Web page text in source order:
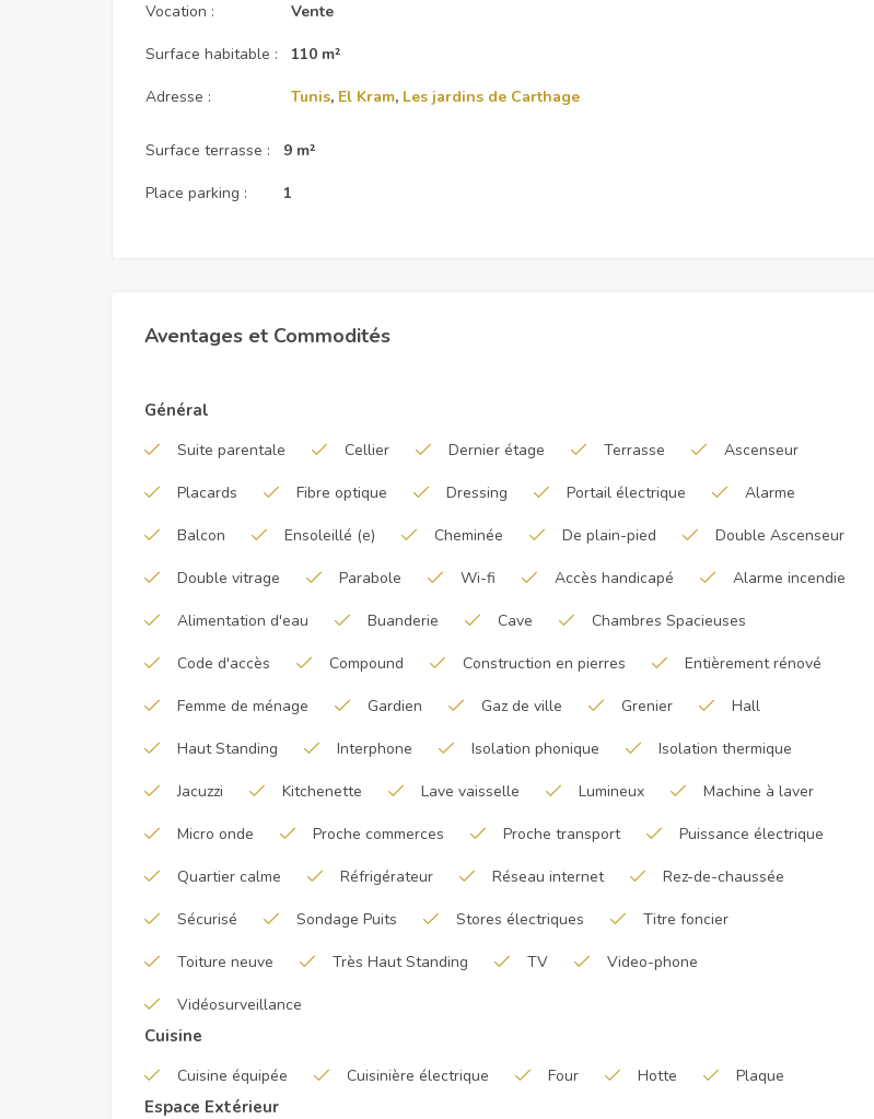
Vocation :
Surface habitable :
Adresse :
Vente
110 m²
Tunis, El Kram, Les jardins de Carthage
Surface terrasse :
Place parking :
9 m²
1
Aventages et Commodités
Général
Suite parentale Cellier Dernier étage Terrasse Ascenseur
Placards Fibre optique Dressing Portail électrique Alarme
Balcon Ensoleillé (e) Cheminée De plain-pied Double Ascenseur
Double vitrage Parabole Wi-fi Accès handicapé Alarme incendie
Alimentation d'eau Buanderie Cave Chambres Spacieuses
Code d'accès Compound Construction en pierres Entièrement rénové
Femme de ménage Gardien Gaz de ville Grenier Hall
Haut Standing Interphone Isolation phonique Isolation thermique
Jacuzzi Kitchenette Lave vaisselle Lumineux Machine à laver
Micro onde Proche commerces Proche transport Puissance électrique
Quartier calme Réfrigérateur Réseau internet Rez-de-chaussée
Sécurisé Sondage Puits Stores électriques Titre foncier
Toiture neuve Très Haut Standing TV Video-phone
Vidéosurveillance
Cuisine
Cuisine équipée Cuisinière électrique Four Hotte Plaque
Espace Extérieur